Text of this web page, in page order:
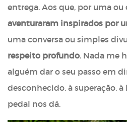
entrega. Aos que, por uma ou
aventuraram inspirados por
uma conversa ou simples
respeito profundo. Nada me
alguém dar o seu passo em
desconhecido, à superação,
pedal nos dá.